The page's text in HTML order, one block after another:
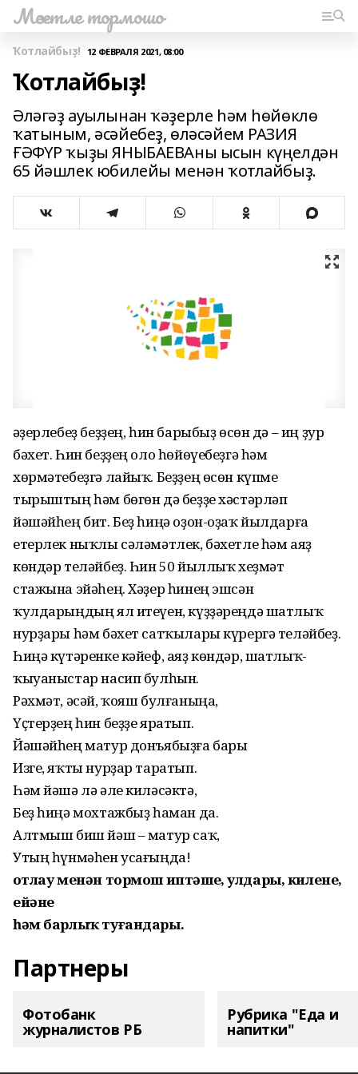
Мәсетле тормошо
Ҡотлайбыҙ! 12 ФЕВРАЛЯ 2021, 08:00
Ҡотлайбыҙ!
Әләгәҙ ауылынан ҡәҙерле һәм һөйөклө
ҡатыным, әсәйебеҙ, өләсәйем РАЗИЯ
ҒӘФҮР ҡыҙы ЯНЫБАЕВАны ысын күңелдән
65 йәшлек юбилейы менән ҡотлайбыҙ.
Ҡәҙерлебеҙ беҙҙең, һин барыбыҙ өсөн дә – иң ҙур
бәхет. Һин беҙҙең оло һөйөүебеҙгә һәм
хөрмәтебеҙгә лайыҡ. Беҙҙең өсөн күпме
тырыштың һәм бөгөн дә беҙҙе хәстәрләп
йәшәйһең бит. Беҙ һиңә оҙон-оҙаҡ йылдарға
етерлек ныҡлы сәләмәтлек, бәхетле һәм аяҙ
көндәр теләйбеҙ. Һин 50 йыллыҡ хеҙмәт
стажына эйәһең. Хәҙер һинең эшсән
ҡулдарыңдың ял итеүен, күҙҙәреңдә шатлыҡ
нурҙары һәм бәхет сатҡылары күрергә теләйбеҙ.
Һиңә күтәренке кәйеф, аяҙ көндәр, шатлыҡ-
ҡыуаныстар насип булһын.
Рәхмәт, әсәй, ҡояш булғаныңа,
Үҫтерҙең һин беҙҙе яратып.
Йәшәйһең матур донъябыҙға бары
Изге, яҡты нурҙар таратып.
Һәм йәшә лә әле киләсәктә,
Беҙ һиңә мохтажбыҙ һаман да.
Алтмыш биш йәш – матур саҡ,
Утың һүнмәһен усағыңда!
Ҡотлау менән тормош иптәше, улдары, килене,
ейәне
һәм барлыҡ туғандары.
Партнеры
Фотобанк
журналистов РБ
Рубрика "Еда и
напитки"